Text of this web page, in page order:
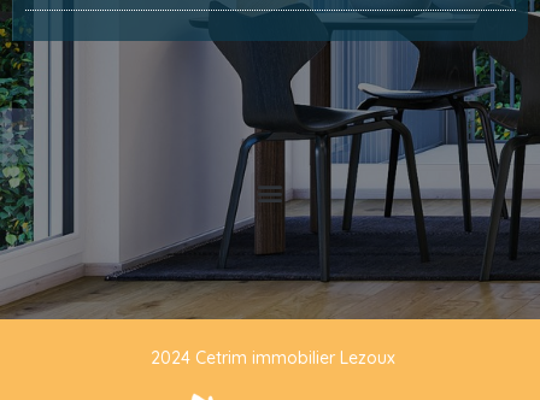
2024 Cetrim immobilier Lezoux